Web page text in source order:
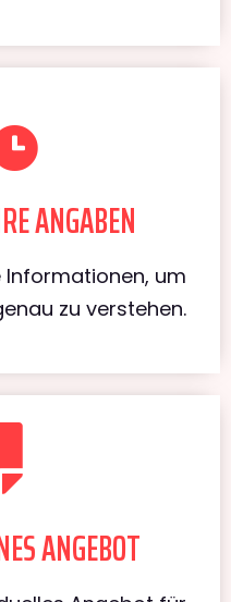
ANGABEN
Informationen, um
zu verstehen.
ANGEBOT